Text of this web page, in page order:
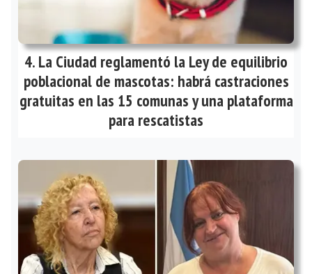
La Ciudad reglamentó la Ley de equilibrio
poblacional de mascotas: habrá castraciones
gratuitas en las 15 comunas y una plataforma
para rescatistas